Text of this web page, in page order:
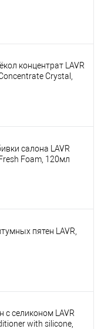
концентрат LAVR
Crystal,
салона LAVR
Foam, 120мл
пятен LAVR,
с селиконом LAVR
with silicone,